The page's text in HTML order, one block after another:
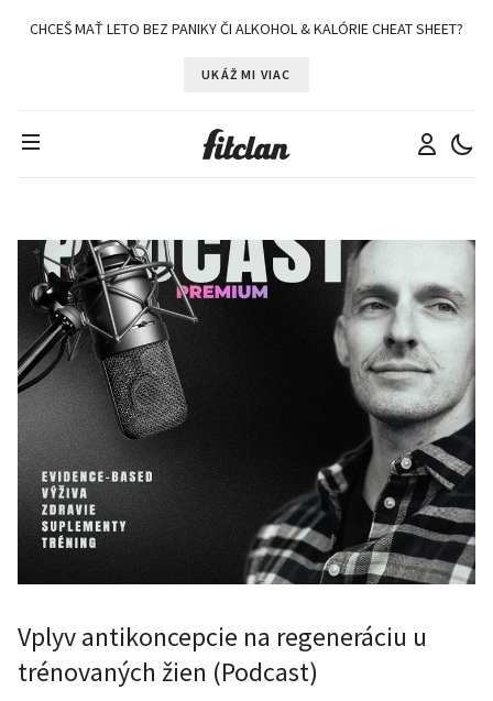
CHCEŠ MAŤ LETO BEZ PANIKY ČI ALKOHOL & KALÓRIE CHEAT SHEET?
UKÁŽ MI VIAC
Vplyv antikoncepcie na regeneráciu u
trénovaných žien (Podcast)